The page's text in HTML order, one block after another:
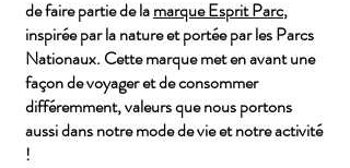
de faire partie de lamarque Esprit Parc,
inspirée par la nature et portée par les Parcs
Nationaux. Cette marque met en avant une
façon de voyager et de consommer
différemment, valeurs que nous portons
aussi dans notre mode de vie et notre activité
!